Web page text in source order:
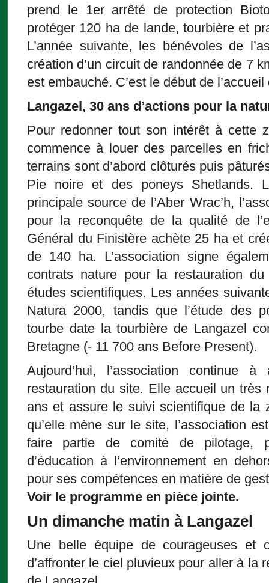
prend le 1er arrêté de protection
protéger 120 ha de lande, tourbière et
L’année suivante, les bénévoles de
création d’un circuit de randonnée de 7
est embauché. C’est le début de
Langazel, 30 ans d’actions pour la
Pour redonner tout son intérêt à cette
commence à louer des parcelles en
terrains sont d’abord clôturés puis
Pie noire et des poneys Shetlands.
principale source de l’Aber Wrac’h,
pour la reconquête de la qualité de
Général du Finistère achète 25 ha et
de 140 ha. L’association signe
contrats nature pour la restauration
études scientifiques. Les années
Natura 2000, tandis que l’étude des
tourbe date la tourbière de Langazel
Bretagne (- 11 700 ans Before Present).
Aujourd’hui, l’association continue
restauration du site. Elle accueil un très
ans et assure le suivi scientifique de la
qu’elle mène sur le site, l’association
faire partie de comité de pilotage,
d’éducation à l’environnement en
pour ses compétences en matière de
Voir le programme en pièce jointe.
Un dimanche matin à Langazel
Une belle équipe de courageuses et
d’affronter le ciel pluvieux pour aller à la